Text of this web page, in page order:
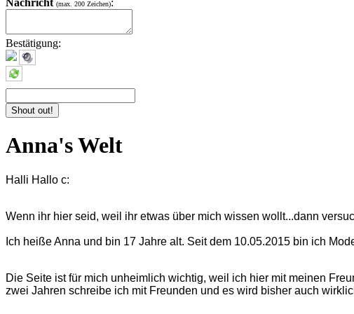
(max. 200 Zeichen)
Bestätigung:
Anna's Welt
Halli Hallo c:
Wenn ihr hier seid, weil ihr etwas über mich wissen wollt...dann
Ich heiße Anna und bin 17 Jahre alt. Seit dem 10.05.2015 bin ich
Die Seite ist für mich unheimlich wichtig, weil ich hier mit meinen
zwei Jahren schreibe ich mit Freunden und es wird bisher auch